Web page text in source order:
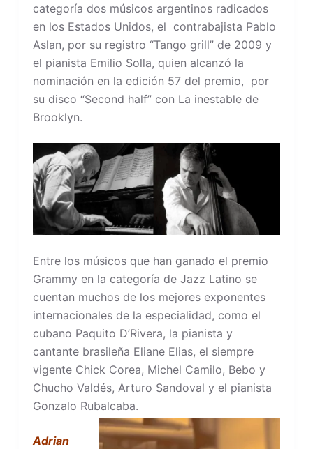
categoría dos músicos argentinos radicados
en los Estados Unidos, el contrabajista Pablo
Aslan, por su registro “Tango grill” de 2009 y
el pianista Emilio Solla, quien alcanzó la
nominación en la edición 57 del premio, por
su disco “Second half” con La inestable de
Brooklyn.
Entre los músicos que han ganado el premio
Grammy en la categoría de Jazz Latino se
cuentan muchos de los mejores exponentes
internacionales de la especialidad, como el
cubano Paquito D’Rivera, la pianista y
cantante brasileña Eliane Elias, el siempre
vigente Chick Corea, Michel Camilo, Bebo y
Chucho Valdés, Arturo Sandoval y el pianista
Gonzalo Rubalcaba.
Adrian